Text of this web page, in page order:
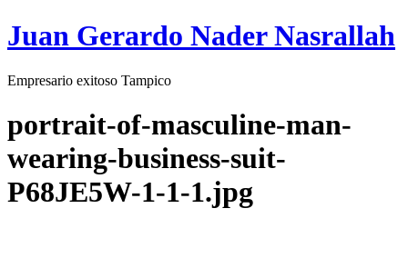
Juan Gerardo Nader Nasrallah
Empresario exitoso Tampico
portrait-of-masculine-man-
wearing-business-suit-
P68JE5W-1-1-1.jpg